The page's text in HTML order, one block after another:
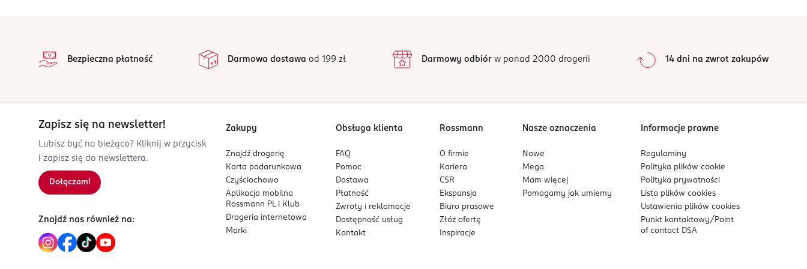
NUTRICIA Polska Sp. z o.o.
Warszawa
511860245
PL-Polska
Kod EAN
5 900852 048296
2
1
0%
Sortowanie wgdata: od najnowszej
Bezpieczna płatność Darmowa dostawa od 199 zł Darmowy odbiórw ponad 2000 drogerii 14 dni na zwrot zakupów
Zapisz się na newsletter!
Lubisz być na bieżąco? Kliknij w przycisk
i zapisz się do newslettera.
Dołączam!
Znajdź nas również na:
Zakupy
Znajdź drogerię
Karta podarunkowa
Czyściochowo
Aplikacja mobilna
Rossmann PL i Klub
Drogeria internetowa
Marki
Obsługa klienta
FAQ
Pomoc
Dostawa
Płatność
Zwroty i reklamacje
Dostępność usług
Kontakt
Rossmann
O firmie
Kariera
CSR
Ekspansja
Biuro prasowe
Złóż ofertę
Inspiracje
Nasze oznaczenia
Nowe
Mega
Mam więcej
Pomagamy jak umiemy
Informacje prawne
Regulaminy
Polityka plikówcookie
Polityka prywatności
Lista plikówcookies
Ustawienia plikówcookies
Punkt kontaktowy/ Point
of contact DSA